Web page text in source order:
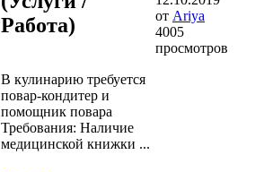
Работа)
В кулинарию требуется
повар-кондитер и
помощник повара
Требования: Наличие
медицинской книжки ...
от Ariya
4005
просмотров